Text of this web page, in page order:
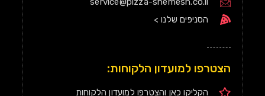
הסניפים שלנו >
הצטרפו למועדון הלקוחות:
הקליקו כאן והצטרפו למועדון הלקוחות